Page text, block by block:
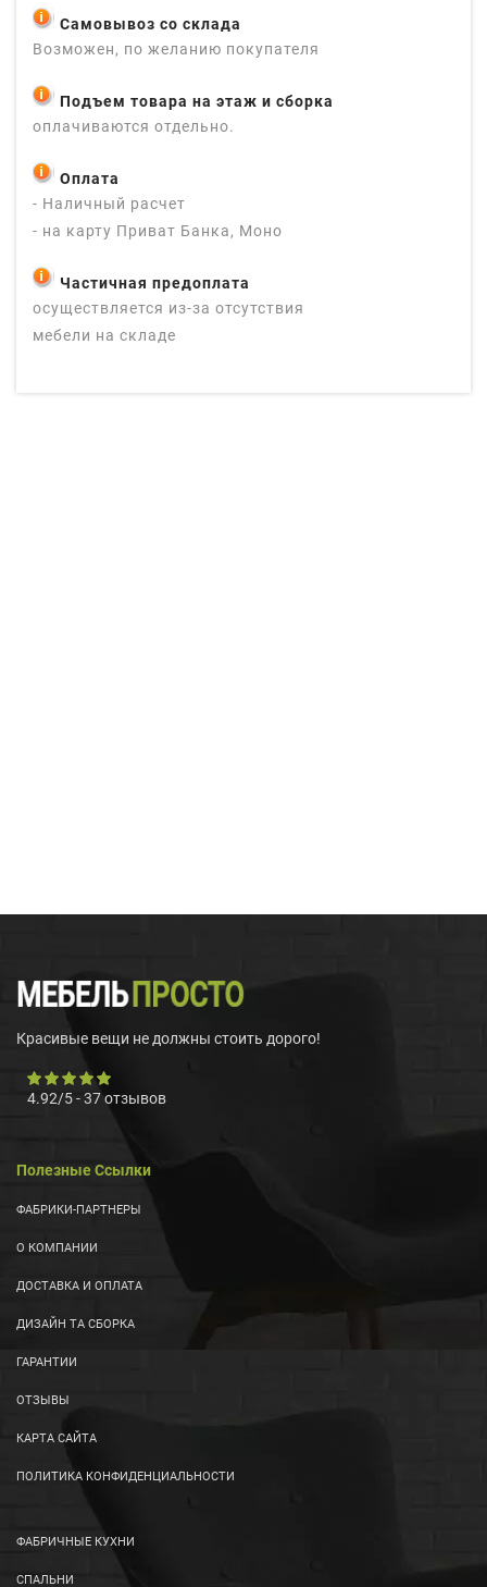
Самовывоз со склада
Возможен, по желанию покупателя
Подъем товара на этаж и сборка
оплачиваются отдельно.
Оплата
- Наличный расчет
- на карту Приват Банка, Моно
Частичная предоплата
осуществляется из-за отсутствия
мебели на складе
Красивые вещи не должны стоить дорого!
4.92/5-37отзывов
Полезные Ссылки
ФАБРИКИ-ПАРТНЕРЫ
О КОМПАНИИ
ДОСТАВКА И ОПЛАТА
ДИЗАЙН ТА СБОРКА
ГАРАНТИИ
ОТЗЫВЫ
КАРТА САЙТА
ПОЛИТИКА КОНФИДЕНЦИАЛЬНОСТИ
ФАБРИЧНЫЕ КУХНИ
СПАЛЬНИ